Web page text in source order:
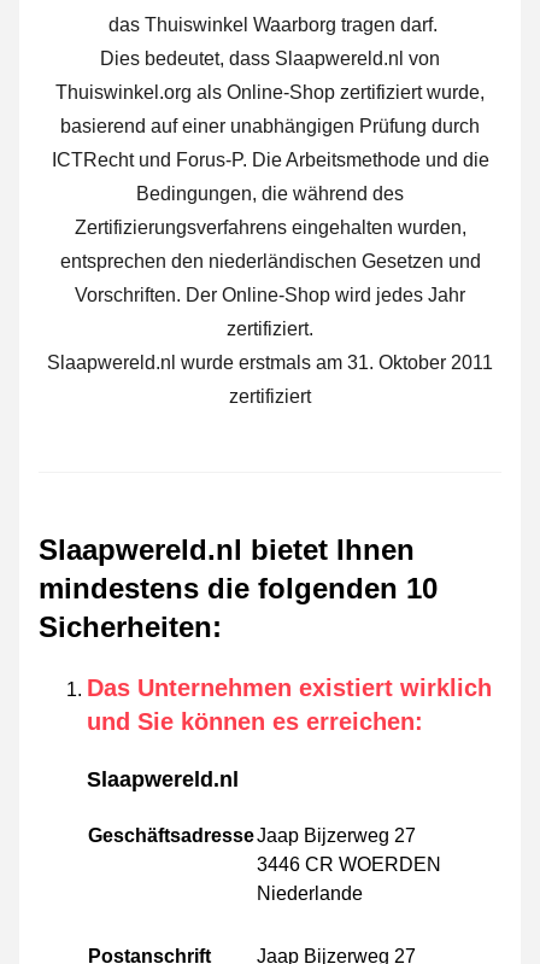
das Thuiswinkel Waarborg tragen darf.
Dies bedeutet, dass Slaapwereld.nl von
Thuiswinkel.org als Online-Shop zertifiziert wurde,
basierend auf einer unabhängigen Prüfung durch
ICTRecht und Forus-P. Die Arbeitsmethode und die
Bedingungen, die während des
Zertifizierungsverfahrens eingehalten wurden,
entsprechen den niederländischen Gesetzen und
Vorschriften. Der Online-Shop wird jedes Jahr
zertifiziert.
Slaapwereld.nl wurde erstmals am 31. Oktober 2011
zertifiziert
Slaapwereld.nl bietet Ihnen
mindestens die folgenden 10
Sicherheiten:
Das Unternehmen existiert wirklich
und Sie können es erreichen:
Slaapwereld.nl
GeschäftsadresseJaap Bijzerweg 27
3446 CR WOERDEN
Niederlande
Postanschrift
Jaap Bijzerweg 27